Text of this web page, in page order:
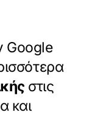
Google
στις
και